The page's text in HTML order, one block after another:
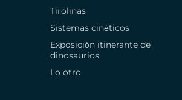
Tirolinas
Sistemas cinéticos
Exposición itinerante de
dinosaurios
Lo otro